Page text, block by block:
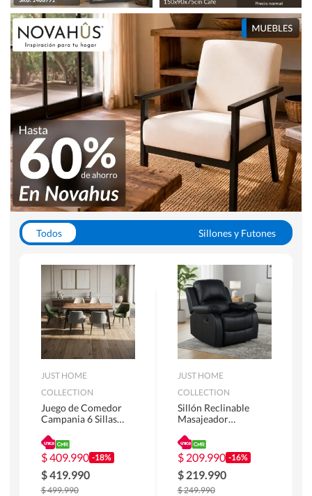
Todos
Sillones y Futones
Escritorios y Sillas PC
Racks y Muebles TV
Alfombras
JUST HOME
COLLECTION
Juego de Comedor
Campania 6 Sillas
180 x 90 x 76 cm
Café
$409.990 -18%
$419.990
$499.990
JUST HOME
COLLECTION
Sillón Reclinable
Masajeador
Atlanta 91x101x94
cm Negro
$ 209.990 -16%
$ 219.990
$249.990